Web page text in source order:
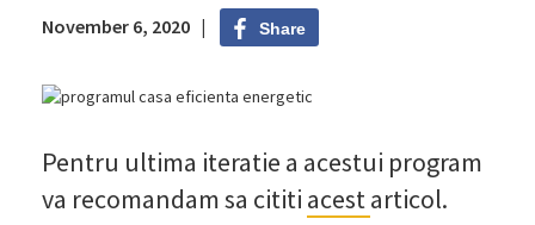
November 6, 2020 | Share
Pentru ultima iteratie a acestui program
va recomandam sa cititi acest articol.